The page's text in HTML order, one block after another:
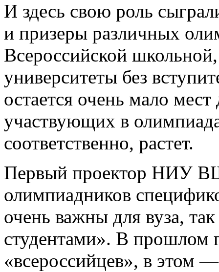
И здесь свою роль
и призеры различных
Всероссийской
университеты без
остается очень мало
участвующих в
соответственно, растет.
Первый проектор НИУ
олимпиадников
очень важны для вуза,
студентами». В
«всероссийцев», в этом